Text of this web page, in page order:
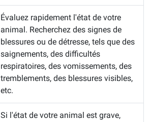
Évaluez rapidement l'état de votre
animal. Recherchez des signes de
blessures ou de détresse, tels que des
saignements, des difficultés
respiratoires, des vomissements, des
tremblements, des blessures visibles,
etc.
Si l'état de votre animal est grave,